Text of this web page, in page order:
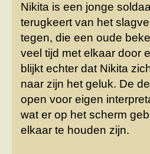
Nikita is een jonge
terugkeert van het
tegen, die een oude
veel tijd met elkaar door
blijkt echter dat Nikita
naar zijn het geluk. De
open voor eigen
wat er op het scherm
elkaar te houden zijn.